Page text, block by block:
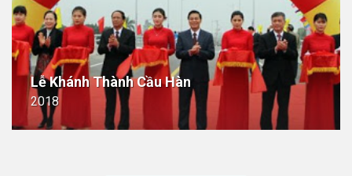
Lễ Khánh Thành Cầu Hàn
2018